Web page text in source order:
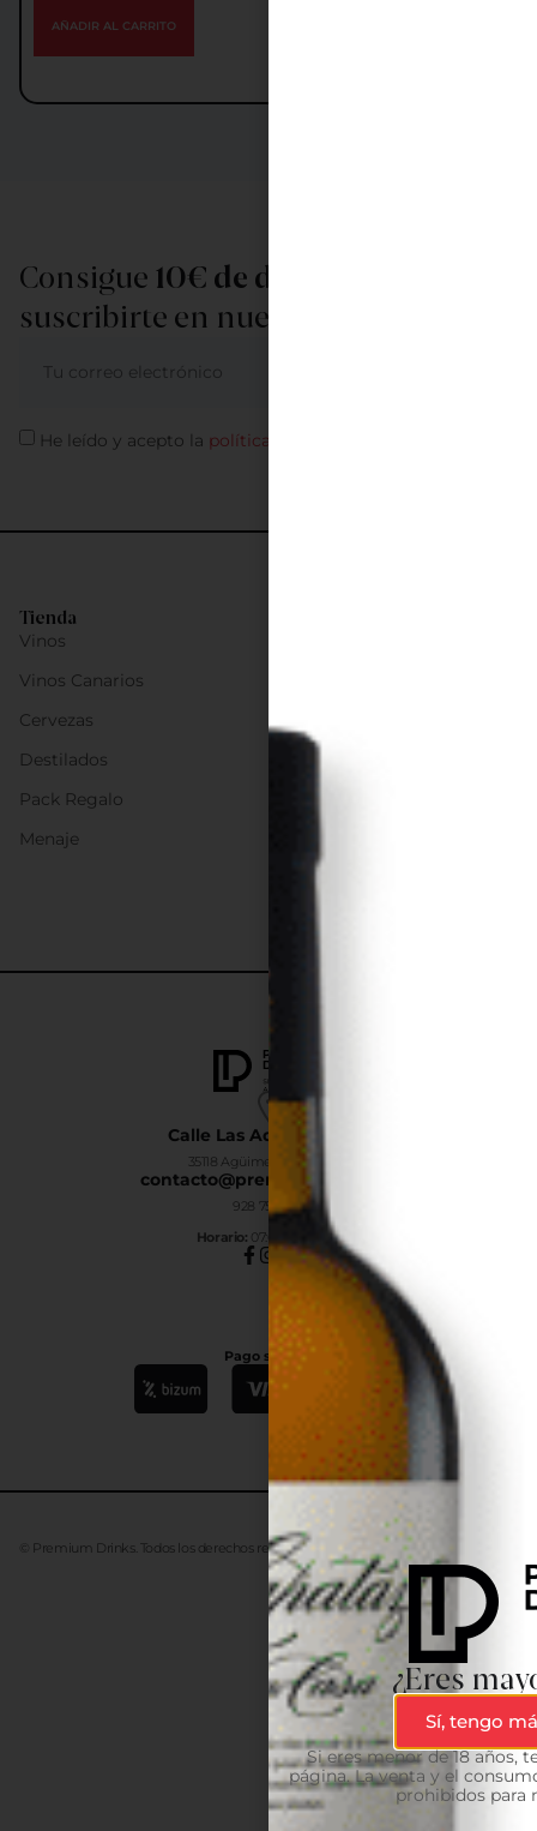
AÑADIR AL CARRITO
Calle Las Adelfas Nº6-B
35118 Agüimes, Las Palmas
contacto@premiumdrinks.es
928 754 363
Horario: 07:00h a 15:00h
Pago seguro
Tienda
Vinos
Vinos Canarios
Cervezas
Destilados
Pack Regalo
Menaje
Consigue 10€ de descuento
suscribirte en nuestra newsletter
He leído y acepto la política de privacidad
© Premium Drinks. Todos los derechos reservados. DesarrolladoAdvanze
¿Eres
Sí, tengo
Si eres menor de 18 años,
página. La venta y el
prohibidos para